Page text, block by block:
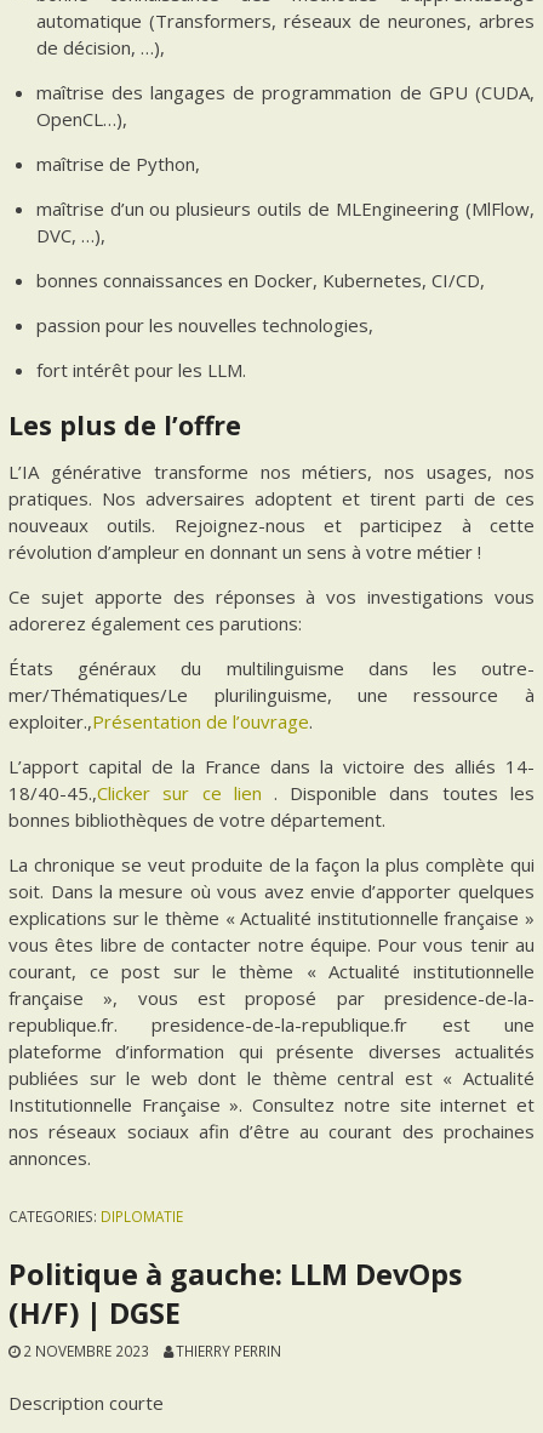
automatique (Transformers, réseaux de neurones, arbres
de décision, …),
maîtrise des langages de programmation de GPU (CUDA,
OpenCL…),
maîtrise de Python,
maîtrise d’un ou plusieurs outils de MLEngineering (MlFlow,
DVC, …),
bonnes connaissances en Docker, Kubernetes, CI/CD,
passion pour les nouvelles technologies,
fort intérêt pour les LLM.
Les plus de l’offre
L’IA générative transforme nos métiers, nos usages, nos
pratiques. Nos adversaires adoptent et tirent parti de ces
nouveaux outils. Rejoignez-nous et participez à cette
révolution d’ampleur en donnant un sens à votre métier !
Ce sujet apporte des réponses à vos investigations vous
adorerez également ces parutions:
États généraux du multilinguisme dans les outre-
mer/Thématiques/Le plurilinguisme, une ressource à
exploiter.,Présentation de l’ouvrage.
L’apport capital de la France dans la victoire des alliés 14-
18/40-45.,Clicker sur ce lien . Disponible dans toutes les
bonnes bibliothèques de votre département.
La chronique se veut produite de la façon la plus complète qui
soit. Dans la mesure où vous avez envie d’apporter quelques
explications sur le thème « Actualité institutionnelle française »
vous êtes libre de contacter notre équipe. Pour vous tenir au
courant, ce post sur le thème « Actualité institutionnelle
française », vous est proposé par presidence-de-la-
republique.fr. presidence-de-la-republique.fr est une
plateforme d’information qui présente diverses actualités
publiées sur le web dont le thème central est « Actualité
Institutionnelle Française ». Consultez notre site internet et
nos réseaux sociaux afin d’être au courant des prochaines
annonces.
CATEGORIES: DIPLOMATIE
Politique à gauche: LLM DevOps
(H/F) | DGSE
2 NOVEMBRE 2023 THIERRY PERRIN
Description courte